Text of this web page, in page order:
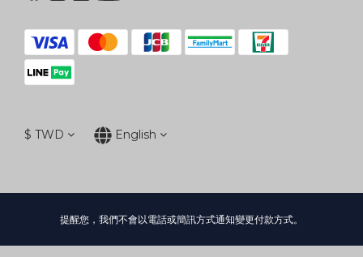
$ TWD English
提醒您，我們不會以電話或簡訊方式通知變更付款方式。